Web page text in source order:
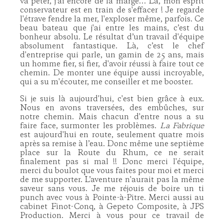
conservateur est en train de s'effacer ! Je regarde
l'étrave fendre la mer, l'exploser même, parfois. Ce
beau bateau que j'ai entre les mains, c’est du
bonheur absolu. Le résultat d’un travail d'équipe
absolument fantastique. Là, c’est le chef
d'entreprise qui parle, un gamin de 25 ans, mais
un homme fier, si fier, d'avoir réussi à faire tout ce
chemin. De monter une équipe aussi incroyable,
qui a su m'écouter, me conseiller et me booster.
Si je suis là aujourd'hui, c'est bien grâce à eux.
Nous en avons traversées, des embûches, sur
notre chemin. Mais chacun d'entre nous a su
faire face, surmonter les problèmes. La Fabrique
est aujourd'hui en route, seulement quatre mois
après sa remise à l’eau. Donc même une septième
place sur la Route du Rhum, ce ne serait
finalement pas si mal !! Donc merci l'équipe,
merci du boulot que vous faites pour moi et merci
de me supporter. L’aventure n'aurait pas la même
saveur sans vous. Je me réjouis de boire un ti
punch avec vous à Pointe-à-Pitre. Merci aussi au
cabinet Finot-Conq, à Gepeto Composite, à JPS
Production. Merci à vous pour ce travail de